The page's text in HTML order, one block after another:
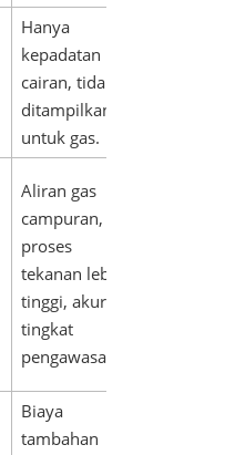
Hanya
kepadatan
cairan, tidak
ditampilkan
untuk gas.
Aliran gas
campuran,
proses
tekanan lebih
tinggi, akurasi
tingkat
pengawasan.
Biaya
tambahan